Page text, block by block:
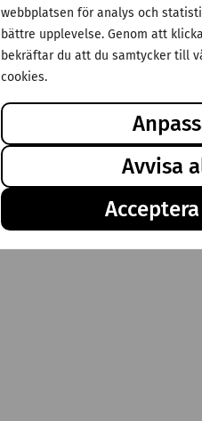
webbplatsen för analys och
bättre upplevelse. Genom att
bekräftar du att du samtycker till
cookies.
Avvisa
© Stiftelsen